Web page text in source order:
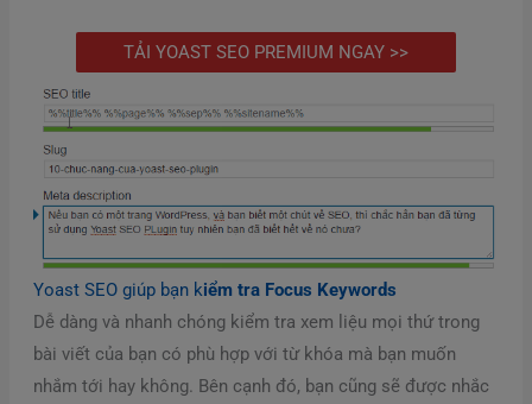
TẢI YOAST SEO PREMIUM NGAY >>
Yoast SEO giúp bạn kiểm tra Focus Keywords
Dễ dàng và nhanh chóng kiểm tra xem liệu mọi thứ trong
bài viết của bạn có phù hợp với từ khóa mà bạn muốn
nhắm tới hay không. Bên cạnh đó, bạn cũng sẽ được nhắc